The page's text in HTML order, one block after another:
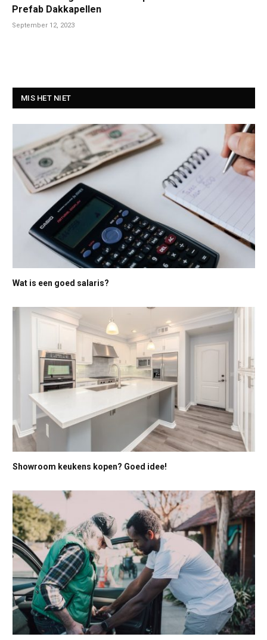
Prefab Dakkapellen
September 12, 2023
MIS HET NIET
Wat is een goed salaris?
Showroom keukens kopen? Goed idee!